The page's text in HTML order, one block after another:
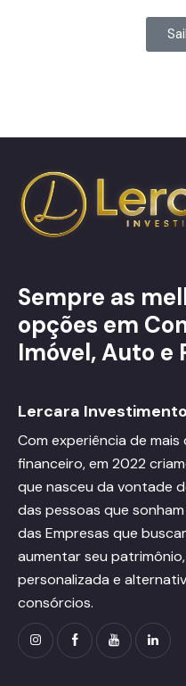
Sempre as
opções em
Imóvel, Auto e
Lercara
Com experiência de
financeiro, em 2022
que nasceu da vontade
das pessoas que
das Empresas que
aumentar seu
personalizada e
consórcios.